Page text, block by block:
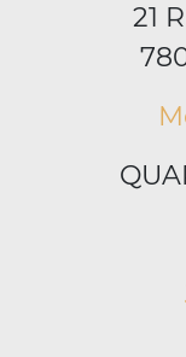
21